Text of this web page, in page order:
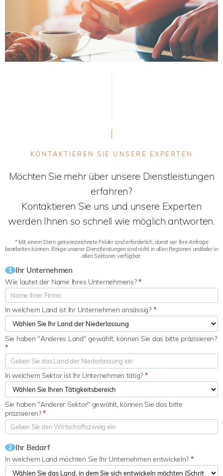
KONTAKTIEREN SIE UNSERE EXPERTEN
Möchten Sie mehr über unsere Dienstleistungen
erfahren?
Kontaktieren Sie uns und unsere Experten
werden Ihnen so schnell wie möglich antworten.
* Mit einem Stern gekennzeichnete Felder sind erforderlich, damit wir Ihre Anfrage
bearbeiten können. Einige unserer Dienstleistungen sind nicht in allen Regionen und/oder in
allen Sektoren verfügbar.
1 Ihr Unternehmen
Wie lautet der Name Ihres Unternehmens?*
In welchem Land ist Ihr Unternehmen ansässig? *
In welchem Sektor ist Ihr Unternehmen tätig? *
Sie haben "Anderes Land" gewählt, können Sie das bitte präzisieren?
*
Sie haben "Anderer Sektor" gewählt, können Sie das bitte
präzisieren?*
2 Ihr Bedarf
In welchem Land möchten Sie Ihr Unternehmen entwickeln? *